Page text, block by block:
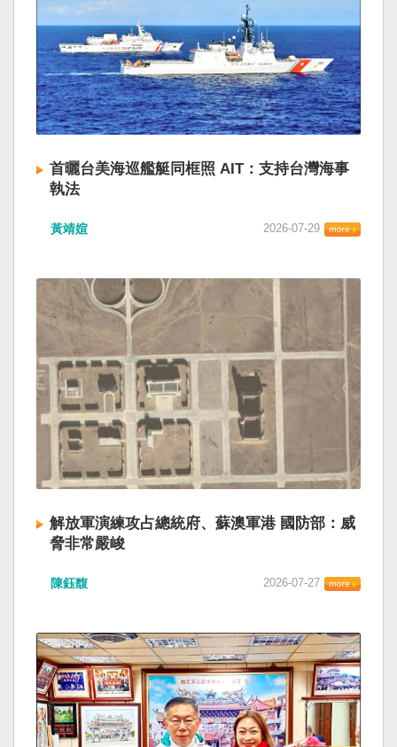
首曬台美海巡艦艇同框照 AIT：支持台灣海事
執法
黃靖媗 2026-07-29
解放軍演練攻占總統府、蘇澳軍港 國防部：威
脅非常嚴峻
陳鈺馥 2026-07-27